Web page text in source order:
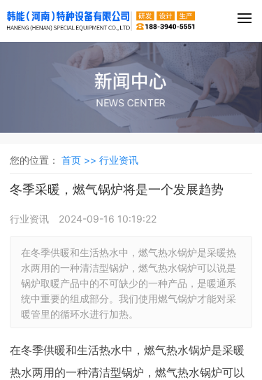
新闻中心
NEWS CENTER
您的位置： 首页 >> 行业资讯
冬季采暖，燃气锅炉将是一个发展趋势
行业资讯 2024-09-16 10:19:22
在冬季供暖和生活热水中，燃气热水锅炉是采暖热
水两用的一种清洁型锅炉，燃气热水锅炉可以说是
锅炉取暖产品中的不可缺少的一种产品，是暖通系
统中重要的组成部分。我们使用燃气锅炉才能对采
暖管里的循环水进行加热。
在冬季供暖和生活热水中，燃气热水锅炉是采暖
热水两用的一种清洁型锅炉，燃气热水锅炉可以